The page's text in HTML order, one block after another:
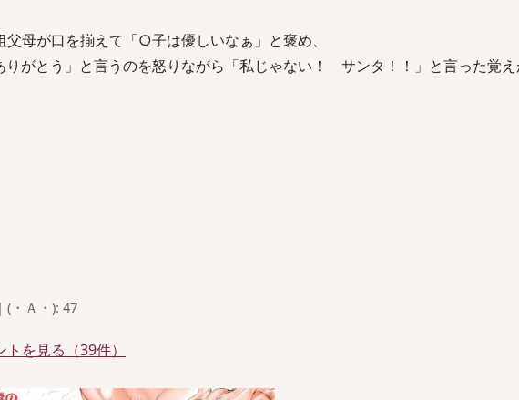
父母が口を揃えて「○子は優しいなぁ」と褒め、
りがとう」と言うのを怒りながら「私じゃない！ サンタ！！」と言った覚
(・Ａ・): 47
を見る（39件）